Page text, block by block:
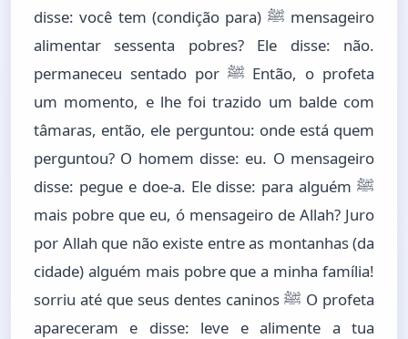
mensageiro ﷺ disse: você tem (condição para)
alimentar sessenta pobres? Ele disse: não.
Então, o profeta ﷺ permaneceu sentado por
um momento, e lhe foi trazido um balde com
tâmaras, então, ele perguntou: onde está quem
perguntou? O homem disse: eu. O mensageiro
ﷺ disse: pegue e doe-a. Ele disse: para alguém
mais pobre que eu, ó mensageiro de Allah? Juro
por Allah que não existe entre as montanhas (da
cidade) alguém mais pobre que a minha família!
O profeta ﷺ sorriu até que seus dentes caninos
apareceram e disse: leve e alimente a tua